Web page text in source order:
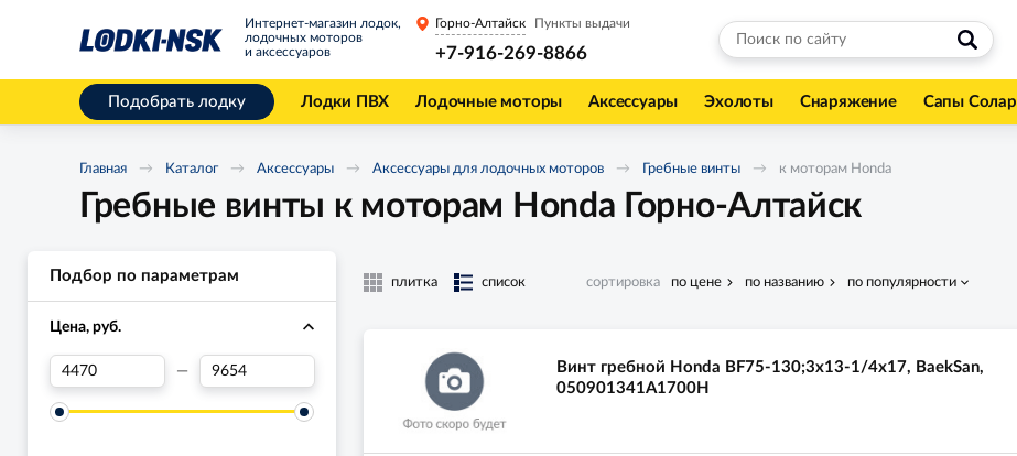
Интернет-магазин лодок,
лодочных моторов
и аксессуаров
Горно-Алтайск Пункты выдачи
+7-916-269-8866
Подобрать лодку Лодки ПВХ Лодочные моторы Аксессуары Эхолоты Снаряжение Сапы Солар
Главная Каталог Аксессуары Аксессуары для лодочных моторов Гребные винты к моторам Honda
Гребные винты к моторам Honda Горно-Алтайск
Подбор по параметрам
Цена, руб.
—
плитка список сортировка по цене по названию по популярности
Винт гребной Honda BF75-130;3x13-1/4x17, BaekSan,
050901341A1700H